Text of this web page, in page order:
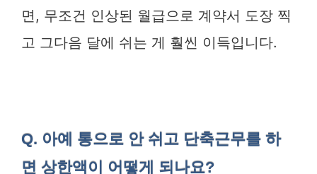
면, 무조건 인상된 월급으로 계약서 도장 찍
고 그다음 달에 쉬는 게 훨씬 이득입니다.
Q. 아예 통으로 안 쉬고 단축근무를 하
면 상한액이 어떻게 되나요?